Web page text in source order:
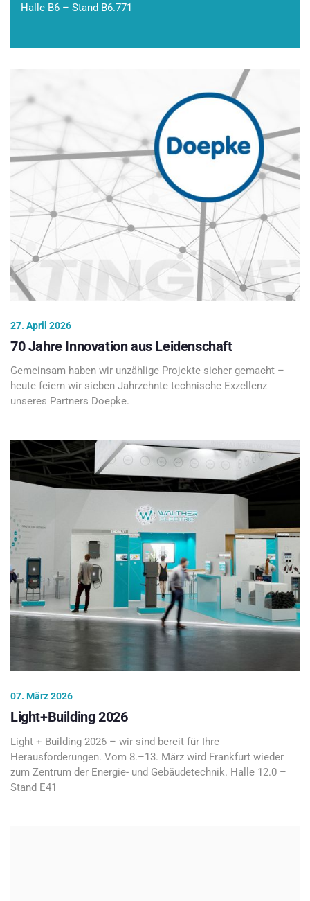
Halle B6 – Stand B6.771
27. April 2026
70 Jahre Innovation aus Leidenschaft
Gemeinsam haben wir unzählige Projekte sicher gemacht –
heute feiern wir sieben Jahrzehnte technische Exzellenz
unseres Partners Doepke.
07. März 2026
Light+Building 2026
Light + Building 2026 – wir sind bereit für Ihre
Herausforderungen. Vom 8.–13. März wird Frankfurt wieder
zum Zentrum der Energie- und Gebäudetechnik. Halle 12.0 –
Stand E41